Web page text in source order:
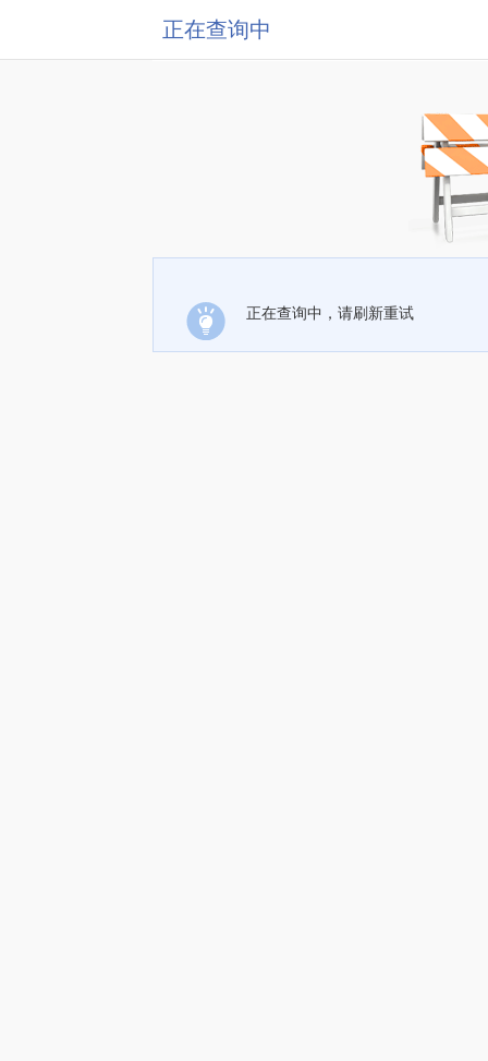
正在查询中
正在查询中，请刷新重试